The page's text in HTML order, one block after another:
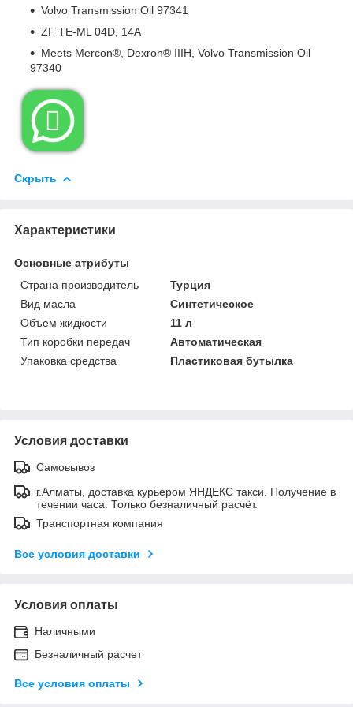
Volvo Transmission Oil 97341
ZF TE-ML 04D, 14A
Meets Mercon®, Dexron® IIIH, Volvo Transmission Oil
97340

Скрыть
Характеристики
Основные атрибуты
Страна производитель
Турция
Вид масла
Синтетическое
Объем жидкости
11 л
Тип коробки передач
Автоматическая
Упаковка средства
Пластиковая бутылка
Условия доставки
Самовывоз
г.Алматы, доставка курьером ЯНДЕКС такси. Получение в
течении часа. Только безналичный расчёт.
Транспортная компания
Все условия доставки
Условия оплаты
Наличными
Безналичный расчет
Все условия оплаты